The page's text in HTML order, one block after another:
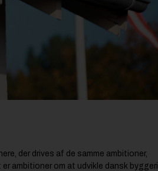
der drives af de samme ambitioner,
ambitioner om at udvikle dansk byggeri